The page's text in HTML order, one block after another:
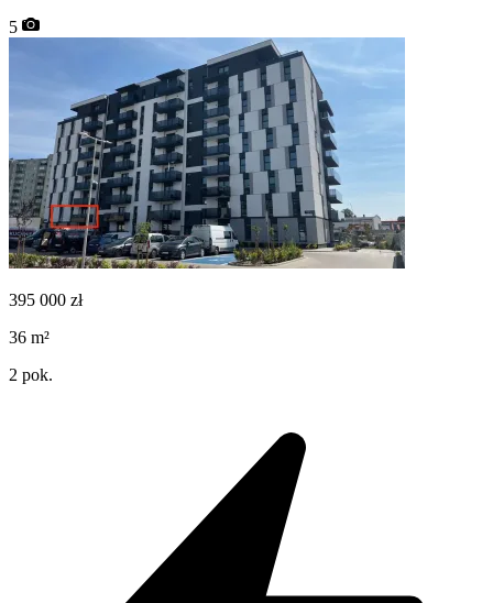
5
395 000 zł
36 m²
2 pok.